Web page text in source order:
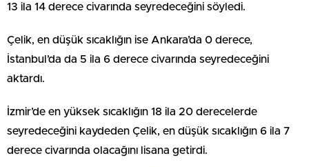
13 ila 14 derece civarında seyredeceğini söyledi.
Çelik, en düşük sıcaklığın ise Ankara’da 0 derece,
İstanbul’da da 5 ila 6 derece civarında seyredeceğini
aktardı.
İzmir’de en yüksek sıcaklığın 18 ila 20 derecelerde
seyredeceğini kaydeden Çelik, en düşük sıcaklığın 6 ila 7
derece civarında olacağını lisana getirdi.